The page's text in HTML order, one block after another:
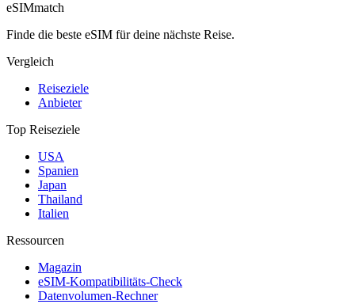
eSIMmatch
Finde die beste eSIM für deine nächste Reise.
Vergleich
Reiseziele
Anbieter
Top Reiseziele
USA
Spanien
Japan
Thailand
Italien
Ressourcen
Magazin
eSIM-Kompatibilitäts-Check
Datenvolumen-Rechner